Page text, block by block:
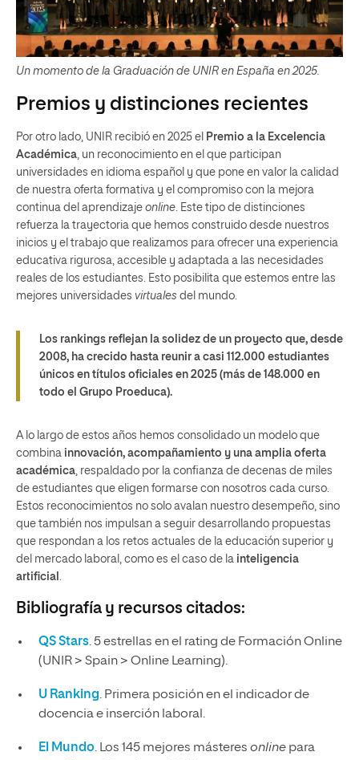
Un momento de la Graduación de UNIR en España en 2025.
Premios y distinciones recientes
Por otro lado, UNIR recibió en 2025 el Premio a la Excelencia
Académica, un reconocimiento en el que participan
universidades en idioma español y que pone en valor la calidad
de nuestra oferta formativa y el compromiso con la mejora
continua del aprendizaje online. Este tipo de distinciones
refuerza la trayectoria que hemos construido desde nuestros
inicios y el trabajo que realizamos para ofrecer una experiencia
educativa rigurosa, accesible y adaptada a las necesidades
reales de los estudiantes. Esto posibilita que estemos entre las
mejores universidades virtuales del mundo.
Los rankings reflejan la solidez de un proyecto que, desde
2008, ha crecido hasta reunir a casi 112.000 estudiantes
únicos en títulos oficiales en 2025 (más de 148.000 en
todo el Grupo Proeduca).
A lo largo de estos años hemos consolidado un modelo que
combina innovación, acompañamiento y una amplia oferta
académica, respaldado por la confianza de decenas de miles
de estudiantes que eligen formarse con nosotros cada curso.
Estos reconocimientos no solo avalan nuestro desempeño, sino
que también nos impulsan a seguir desarrollando propuestas
que respondan a los retos actuales de la educación superior y
del mercado laboral, como es el caso de la inteligencia
artificial .
Bibliografía y recursos citados:
QS Stars. 5 estrellas en el rating de Formación Online
(UNIR > Spain > Online Learning).
U Ranking. Primera posición en el indicador de
docencia e inserción laboral.
El Mundo. Los 145 mejores másteres onlinepara